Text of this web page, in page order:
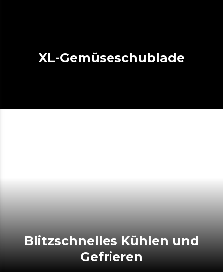
XL-Gemüseschublade
Blitzschnelles Kühlen und
Gefrieren